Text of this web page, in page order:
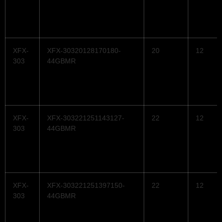
XFX-
303
XFX-30320128170180-
44GBMR
20 12
XFX-
303
XFX-303221251143127-
44GBMR
22 12
XFX-
303
XFX-303221251397150-
44GBMR
22 12